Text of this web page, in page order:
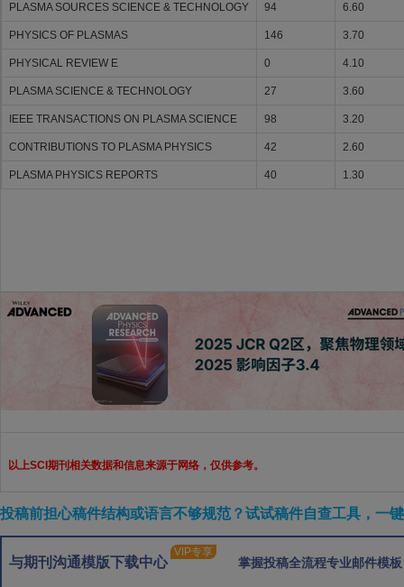
PLASMA SOURCES SCIENCE & TECHNOLOGY 94 6.60
PHYSICS OF PLASMAS 146 3.70
PHYSICAL REVIEW E 0 4.10
PLASMA SCIENCE & TECHNOLOGY 27 3.60
IEEE TRANSACTIONS ON PLASMA SCIENCE 98 3.20
CONTRIBUTIONS TO PLASMA PHYSICS 42 2.60
PLASMA PHYSICS REPORTS 40 1.30
以上SCI期刊相关数据和信息来源于网络，仅供参考。
投稿前担心稿件结构或语言不够规范？试试稿件自查工具，一
与期刊沟通模版下载中心
VIP专享
掌握投稿全流程专业邮件模